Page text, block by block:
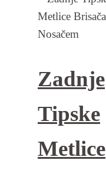
Zadnje
Tipske
Metlice